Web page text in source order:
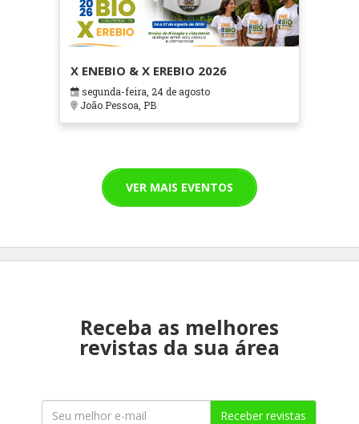
X ENEBIO & X EREBIO 2026
segunda-feira, 24 de agosto
João Pessoa, PB
VER MAIS EVENTOS
Receba as melhores
revistas da sua área
Receber revistas